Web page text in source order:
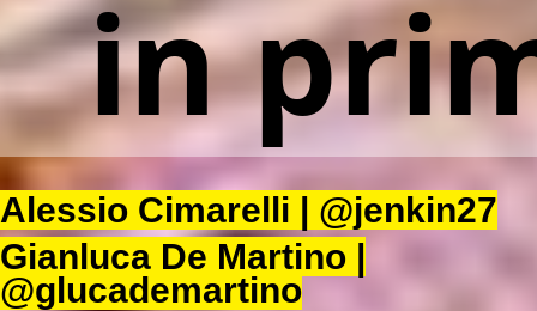
in
Alessio Cimarelli | @jenkin27
Gianluca De Martino |
@glucademartino
in
Giornalismo
e
Comunicazione
Istituzionale
della
Scienza
Università